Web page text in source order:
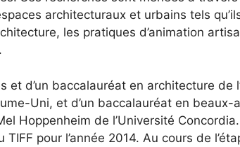
architecturaux et urbains tels
les pratiques d’animation
et d’un baccalauréat en architecture de
Uni, et d’un baccalauréat en
Hoppenheim de l’Université
TIFF pour l’année 2014. Au cours de